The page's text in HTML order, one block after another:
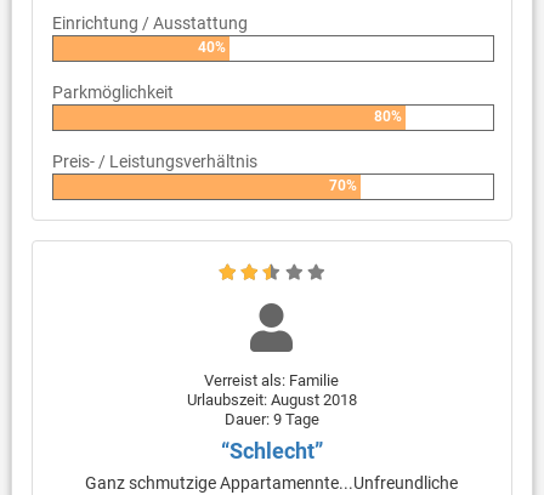
Einrichtung / Ausstattung
40%
Parkmöglichkeit
80%
Preis- / Leistungsverhältnis
70%
Verreist als: Familie
Urlaubszeit: August 2018
Dauer: 9 Tage
“Schlecht”
Ganz schmutzige Appartamennte...Unfreundliche